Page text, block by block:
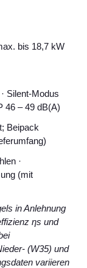
bis 18,7 kW
Silent‑Modus
46 – 49 dB(A)
Beipack
·
(mit
in Anlehnung
ηs und
(W35) und
variieren